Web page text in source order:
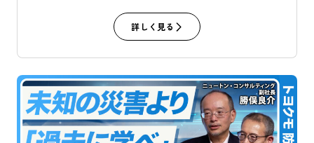
詳しく見る